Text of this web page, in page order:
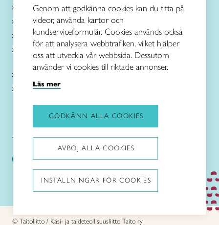
Käsityöohjeet
Me olemme Taito
Paikallinen toiminta
Verkkokaupat
Kirjaudu Taitocampukseen
Taitoliitto: Taito-lehti:
© Taitoliitto / Käsi- ja taideteollisuusliitto Taito ry
Genom att godkänna cookies kan du titta på
videor, använda kartor och
kundserviceformulär. Cookies används också
för att analysera webbtrafiken, vilket hjälper
oss att utveckla vår webbsida. Dessutom
använder vi cookies till riktade annonser.
Läs mer
GODKÄNN ALLA COOKIES
AVBÖJ ALLA COOKIES
INSTÄLLNINGAR FÖR COOKIES